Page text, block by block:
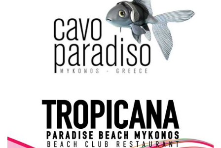
Science & Tech
Σεβασμιώτατος Δωρόθεος Β’
Cost Of Living Crisis